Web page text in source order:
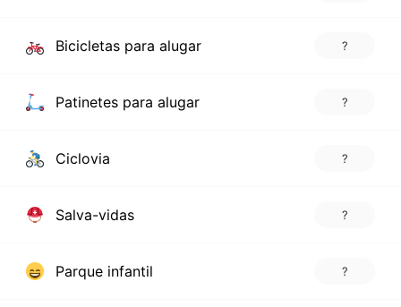
Bicicletas para alugar ?
Patinetes para alugar ?
Ciclovia ?
Salva-vidas ?
Parque infantil ?